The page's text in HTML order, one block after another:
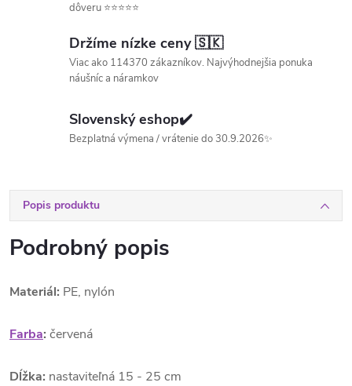
dôveru ⭐⭐⭐⭐⭐
Držíme nízke ceny 🇸🇰
Viac ako 114370 zákazníkov. Najvýhodnejšia ponuka
náušníc a náramkov
Slovenský eshop✔️
Bezplatná výmena / vrátenie do 30.9.2026✨
Popis produktu
Podrobný popis
Materiál: PE, nylón
Farba: červená
Dĺžka: nastaviteľná 15 - 25 cm